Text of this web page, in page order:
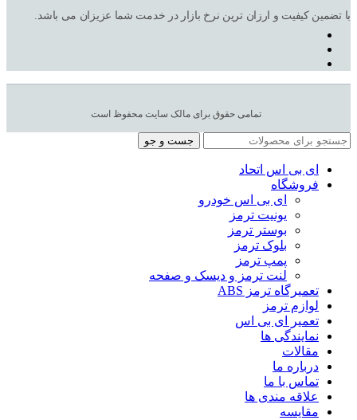
با تضمین کیفیت و ارزان ترین نرخ بازار در خدمت شما عزیزان می باشد.
تمامی حقوق برای مالک سایت محفوظ است
جست و جو
ای بی اس اتحاد
فروشگاه
ای بی اس خودرو
یونیت ترمز
بوستر ترمز
بلوک ترمز
پمپ ترمز
لنت ترمز و دیسک و صفحه
تعمیرگاه ترمز ABS
لوازم ترمز
تعمیر ای بی اس
نمایندگی ها
مقالات
درباره ما
تماس با ما
علاقه مندی ها
مقایسه